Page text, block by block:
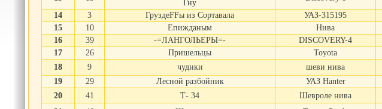
Гну
14
3 ГруздеFFы из Сортавала УАЗ-315195
15
10 Епижданым Нива
16
39 -=ЛАНГОЛЬЕРЫ=- DISCOVERY-4
17
26 Пришельцы Toyota
18
9 чудики шеви нива
19
29 Лесной разбойник УАЗ Hanter
20
41 Т- 34 Шевроле нива